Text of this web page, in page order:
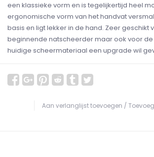
een klassieke vorm en is tegelijkertijd heel
ergonomische vorm van het handvat
basis en ligt lekker in de hand. Zeer geschikt
beginnende natscheerder maar ook voor de
huidige scheermateriaal een upgrade wil
Aan verlanglijst toevoegen /